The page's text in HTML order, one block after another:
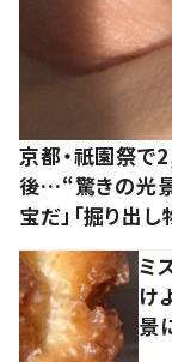
京都・祇園祭
後…“驚きの光景
宝だ」「掘り出し
ミ
け
景